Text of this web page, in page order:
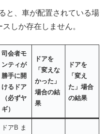
と、車が配置されている場
しか存在しません。
司会者モ
ンティが
勝手に開
けるドア
（必ずヤ
ギ）
ドアを
「変えな
かった」
場合の結
果
ドアを
「変え
た」場合
の結果
ドアB ま